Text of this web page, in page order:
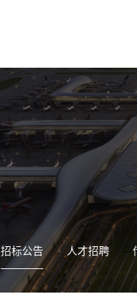
招标公告 人才招聘